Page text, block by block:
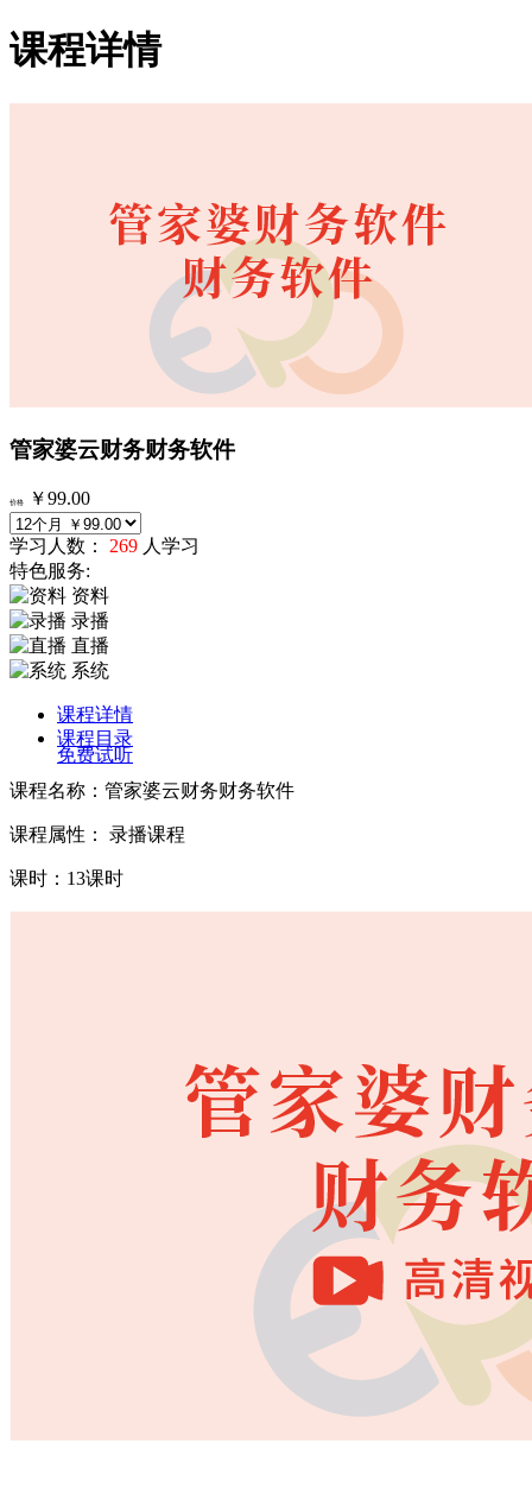
课程详情
管家婆云财务财务软件
价格 ￥99.00
学习人数： 269 人学习
特色服务:
资料
录播
直播
系统
课程详情
课程目录
免费试听
课程名称：管家婆云财务财务软件
课程属性： 录播课程
课时：13课时